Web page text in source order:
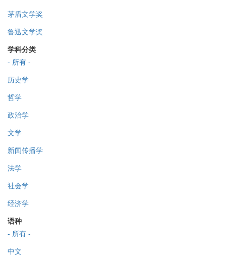
茅盾文学奖
鲁迅文学奖
学科分类
- 所有 -
历史学
哲学
政治学
文学
新闻传播学
法学
社会学
经济学
语种
- 所有 -
中文